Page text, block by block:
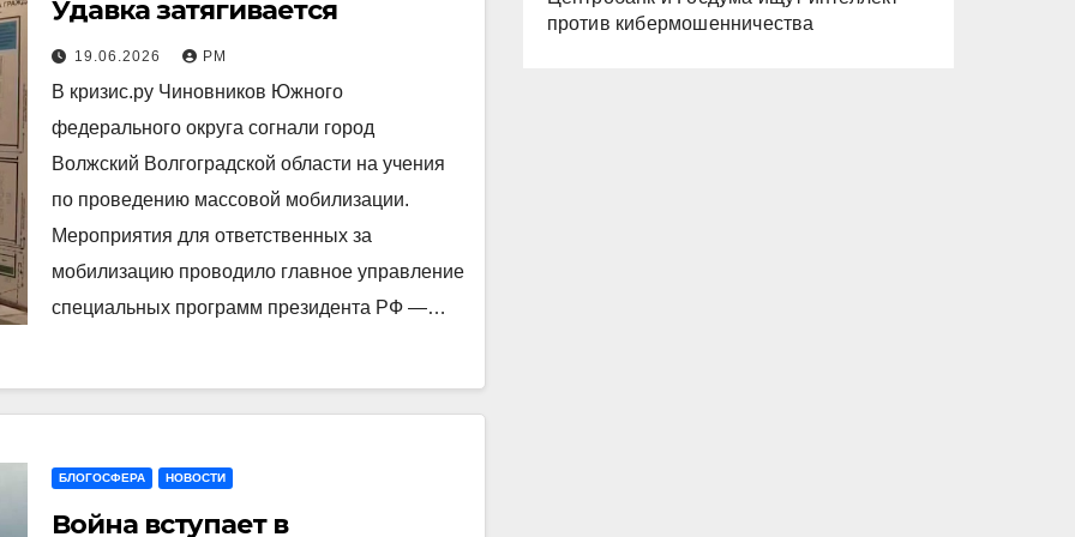
Удавка затягивается
19.06.2026 РМ
В кризис.ру Чиновников Южного
федерального округа согнали город
Волжский Волгоградской области на учения
по проведению массовой мобилизации.
Мероприятия для ответственных за
мобилизацию проводило главное управление
специальных программ президента РФ —…
БЛОГОСФЕРА НОВОСТИ
Война вступает в
против кибермошенничества